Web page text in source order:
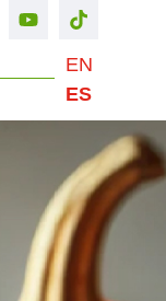
EN
ES